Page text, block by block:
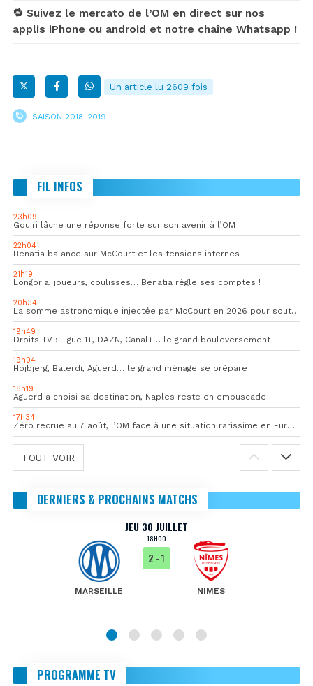
🔁 Suivez le mercato de l’OM en direct sur nos
applis iPhone ou android et notre chaîne Whatsapp !
Un article lu 2609 fois
SAISON 2018-2019
FIL INFOS
23h09
Gouiri lâche une réponse forte sur son avenir à l’OM
22h04
Benatia balance sur McCourt et les tensions internes
21h19
Longoria, joueurs, coulisses… Benatia règle ses comptes !
20h34
La somme astronomique injectée par McCourt en 2026 pour soutenir l’OM
19h49
Droits TV : Ligue 1+, DAZN, Canal+… le grand bouleversement
19h04
Hojbjerg, Balerdi, Aguerd… le grand ménage se prépare
18h19
Aguerd a choisi sa destination, Naples reste en embuscade
17h34
Zéro recrue au 7 août, l’OM face à une situation rarissime en Europe
TOUT VOIR
DERNIERS & PROCHAINS MATCHS
JEU 30 JUILLET
18H00
MARSEILLE
2 - 1
NIMES
PROGRAMME TV